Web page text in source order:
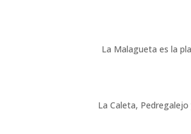
La Malagueta es la
La Caleta,